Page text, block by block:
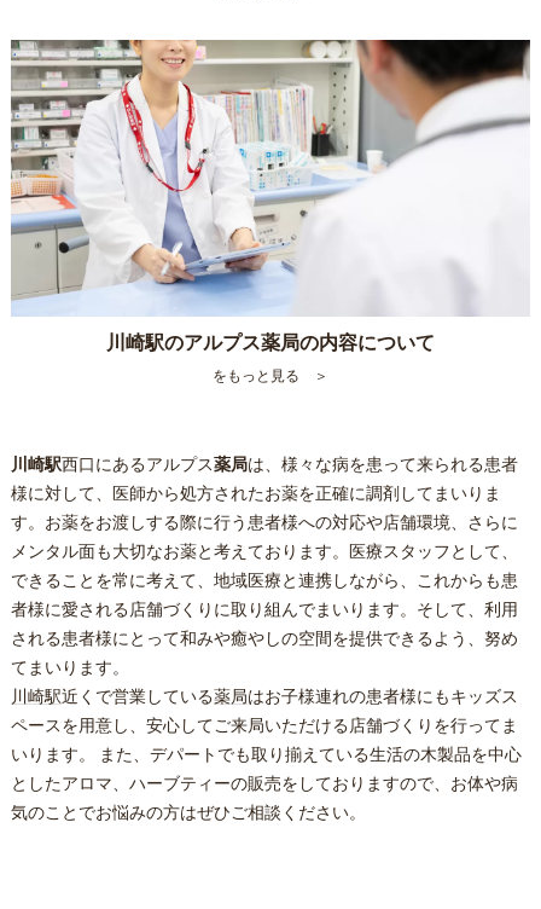
川崎駅のアルプス薬局の内容について
をもっと見る ＞
川崎駅西口にあるアルプス薬局は、様々な病を患って来られる患者
様に対して、医師から処方されたお薬を正確に調剤してまいりま
す。お薬をお渡しする際に行う患者様への対応や店舗環境、さらに
メンタル面も大切なお薬と考えております。医療スタッフとして、
できることを常に考えて、地域医療と連携しながら、これからも患
者様に愛される店舗づくりに取り組んでまいります。そして、利用
される患者様にとって和みや癒やしの空間を提供できるよう、努め
てまいります。
川崎駅近くで営業している薬局はお子様連れの患者様にもキッズス
ペースを用意し、安心してご来局いただける店舗づくりを行ってま
いります。 また、デパートでも取り揃えている生活の木製品を中心
としたアロマ、ハーブティーの販売をしておりますので、お体や病
気のことでお悩みの方はぜひご相談ください。